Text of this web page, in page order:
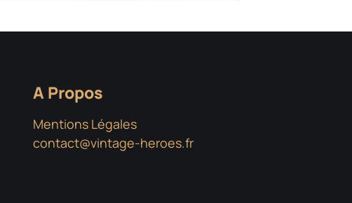
A Propos
Mentions Légales
contact@vintage-heroes.fr